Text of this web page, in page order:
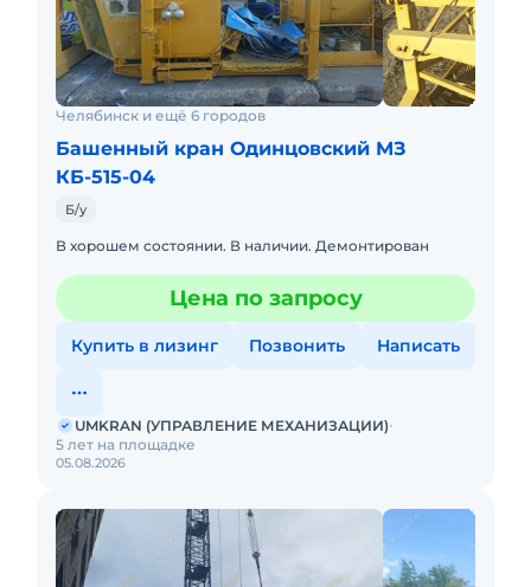
Челябинск и ещё 6 городов
Башенный кран Одинцовский МЗ
КБ-515-04
Б/у
В хорошем состоянии. В наличии. Демонтирован
Цена по запросу
Купить в лизинг Позвонить Написать
05.08.2026
UMKRAN (УПРАВЛЕНИЕ МЕХАНИЗАЦИИ)
5 лет на площадке